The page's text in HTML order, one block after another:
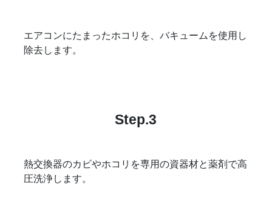
エアコンにたまったホコリを、バキュームを使用し
除去します。
Step.3
熱交換器のカビやホコリを専用の資器材と薬剤で高
圧洗浄します。